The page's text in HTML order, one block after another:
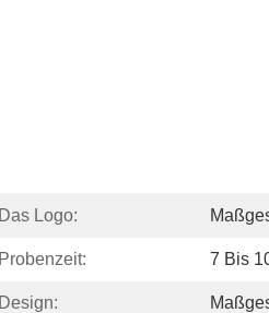
Das Logo:
Probenzeit: 7 Bis
Design: